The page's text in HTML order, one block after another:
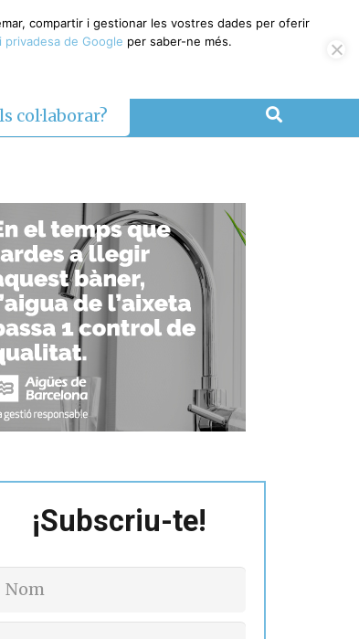
col·laborar?
¡Subscriu-te!
compartir i gestionar les vostres dades per oferir
privadesa de Google per saber-ne més.